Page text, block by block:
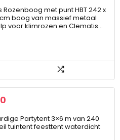
Rozenboog met punt HBT 242 x
cm boog van massief metaal
voor klimrozen en Clematis…
Partytent 3×6 m van 240
tuintent feesttent waterdicht